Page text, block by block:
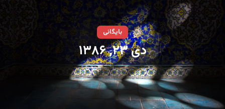
بایگانی
دی ۲۳, ۱۳۸۶